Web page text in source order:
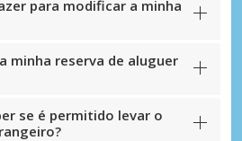
para modificar a minha
minha reserva de aluguer
se é permitido levar o